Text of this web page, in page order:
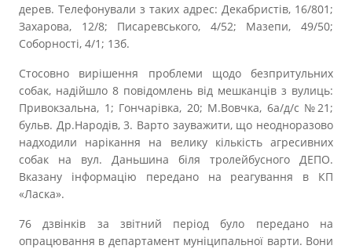
дерев. Телефонували з таких адрес: Декабристів, 16/801;
Захарова, 12/8; Писаревського, 4/52; Мазепи, 49/50;
Соборності, 4/1; 13б.
Стосовно вирішення проблеми щодо безпритульних
собак, надійшло 8 повідомлень від мешканців з вулиць:
Привокзальна, 1; Гончарівка, 20; М.Вовчка, 6а/д/с №21;
бульв. Др.Народів, 3. Варто зауважити, що неодноразово
надходили нарікання на велику кількість агресивних
собак на вул. Даньшина біля тролейбусного ДЕПО.
Вказану інформацію передано на реагування в КП
«Ласка».
76 дзвінків за звітний період було передано на
опрацювання в департамент муніципальної варти. Вони